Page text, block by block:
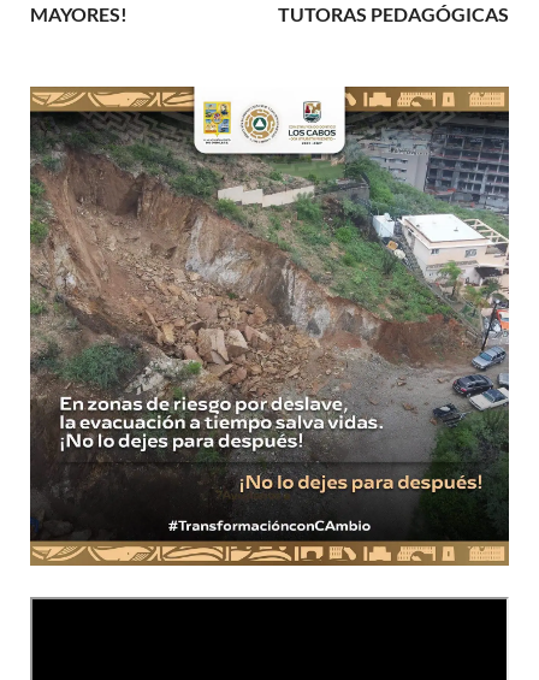
MAYORES!
TUTORAS PEDAGÓGICAS